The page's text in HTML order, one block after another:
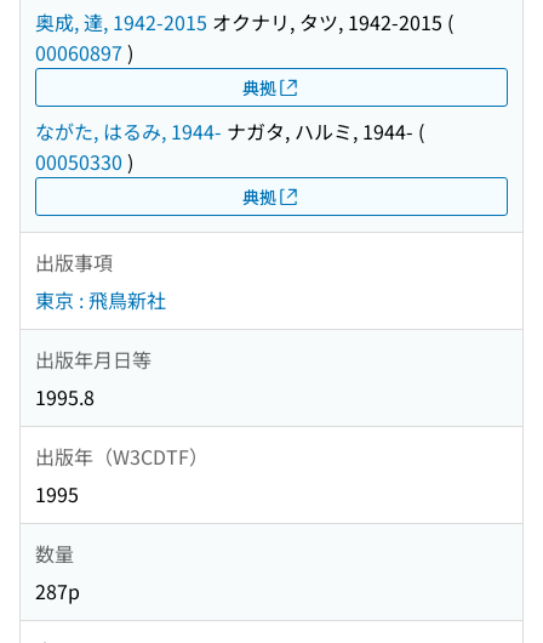
奥成, 達, 1942-2015 オクナリ, タツ, 1942-2015 (
00060897 )
典拠
ながた, はるみ, 1944- ナガタ, ハルミ, 1944- (
00050330 )
典拠
出版事項
東京 : 飛鳥新社
出版年月日等
1995.8
出版年（W3CDTF）
1995
数量
287p